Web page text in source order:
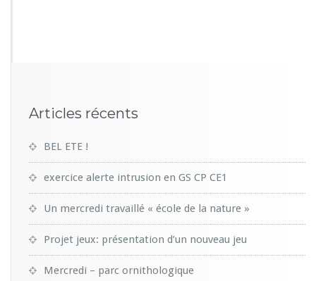
Articles récents
BEL ETE !
exercice alerte intrusion en GS CP CE1
Un mercredi travaillé « école de la nature »
Projet jeux: présentation d’un nouveau jeu
Mercredi – parc ornithologique